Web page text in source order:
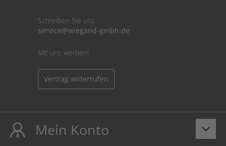
Schreiben Sie uns:
service@wiegand-gmbh.de
Mit uns werben!
Vertrag widerrufen
keyboard_arrow_down
Mein Konto